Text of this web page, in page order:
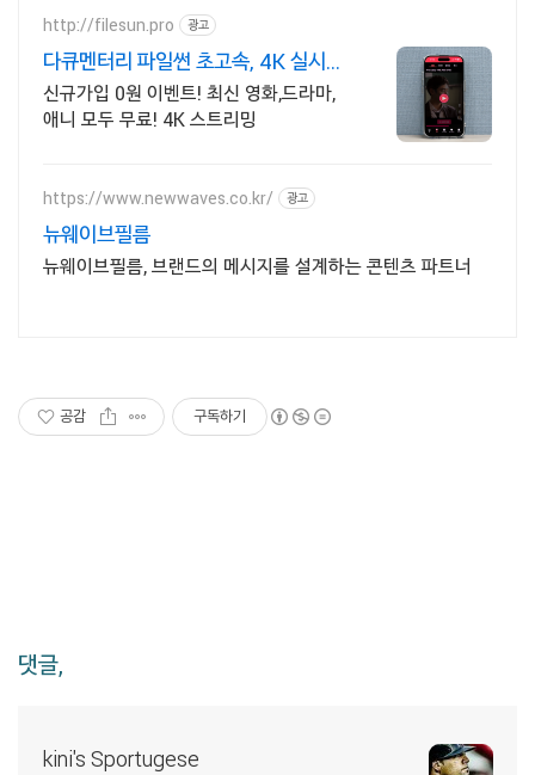
http://filesun.pro 광고
다큐멘터리 파일썬 초고속, 4K 실시간
보기!
신규가입 0원 이벤트! 최신 영화,드라마,
애니 모두 무료! 4K 스트리밍
https://www.newwaves.co.kr/ 광고
뉴웨이브필름
뉴웨이브필름, 브랜드의 메시지를 설계하는 콘텐츠 파트너
공감 구독하기
댓글,
kini's Sportugese